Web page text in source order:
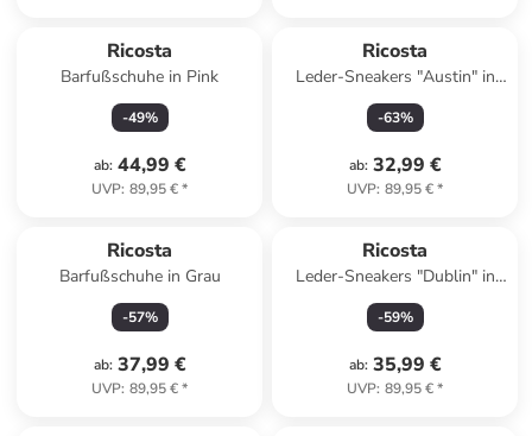
Ricosta
Barfußschuhe in Pink
-49%
ab: 44,99 €
UVP: 89,95 €*
Ricosta
Leder-Sneakers "Austin" in
Blau
-63%
ab: 32,99 €
UVP: 89,95 €*
Ricosta
Barfußschuhe in Grau
-57%
ab: 37,99 €
UVP: 89,95 €*
Ricosta
Leder-Sneakers "Dublin" in
Hellbraun
-59%
ab: 35,99 €
UVP: 89,95 €*